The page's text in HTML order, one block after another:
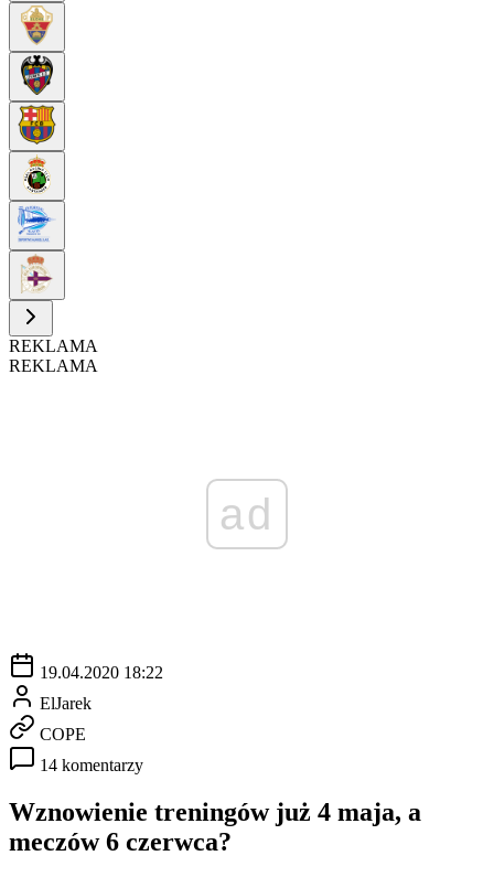
REKLAMA
REKLAMA
ad
19.04.2020 18:22
ElJarek
COPE
14 komentarzy
Wznowienie treningów już 4 maja, a
meczów 6 czerwca?